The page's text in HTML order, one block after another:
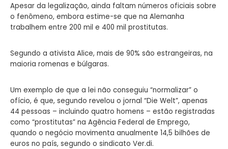
Apesar da legalização, ainda faltam números oficiais sobre
o fenômeno, embora estime-se que na Alemanha
trabalhem entre 200 mil e 400 mil prostitutas.
Segundo a ativista Alice, mais de 90% são estrangeiras, na
maioria romenas e búlgaras.
Um exemplo de que a lei não conseguiu “normalizar” o
ofício, é que, segundo revelou o jornal “Die Welt”, apenas
44 pessoas – incluindo quatro homens – estão registradas
como “prostitutas” na Agência Federal de Emprego,
quando o negócio movimenta anualmente 14,5 bilhões de
euros no país, segundo o sindicato Ver.di.